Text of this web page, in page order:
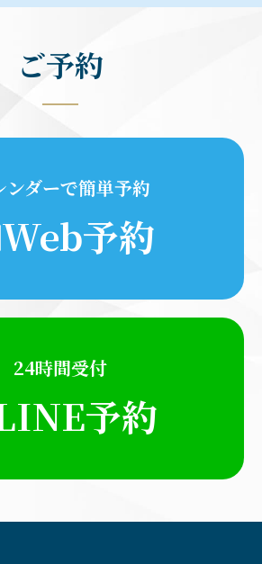
ご予約
ンダーで簡単予約
Web予約
24時間受付
予約